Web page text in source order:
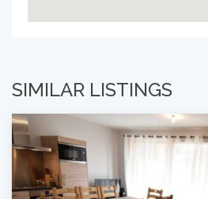
SIMILAR LISTINGS